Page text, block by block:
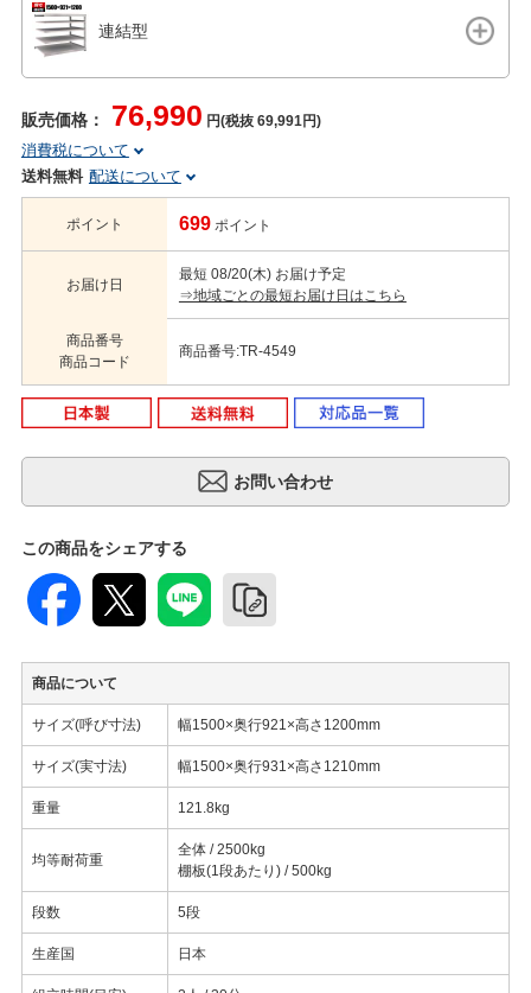
連結型
販売価格： 76,990 円(税抜 69,991円)
消費税について
送料無料 配送について
ポイント 699 ポイント
お届け日
最短 08/20(木) お届け予定
⇒地域ごとの最短お届け日はこちら
商品番号
商品コード
商品番号:TR-4549
この商品をシェアする
商品について
サイズ(呼び寸法) 幅1500×奥行921×高さ1200mm
サイズ(実寸法) 幅1500×奥行931×高さ1210mm
重量 121.8kg
均等耐荷重
全体 / 2500kg
棚板(1段あたり) / 500kg
段数 5段
生産国 日本